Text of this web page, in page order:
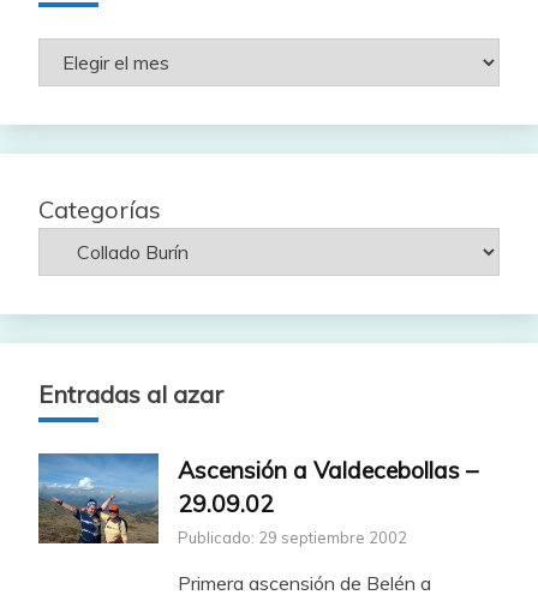
Rutas
Categorías
Entradas al azar
Ascensión a Valdecebollas –
29.09.02
Publicado: 29 septiembre 2002
Primera ascensión de Belén a